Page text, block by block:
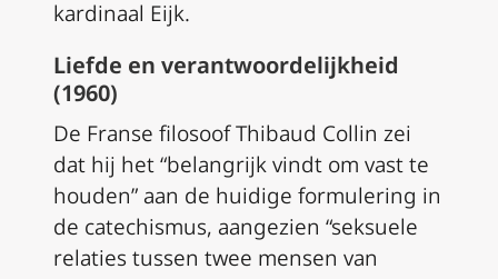
kardinaal Eijk.
Liefde en verantwoordelijkheid
(1960)
De Franse filosoof Thibaud Collin zei
dat hij het “belangrijk vindt om vast te
houden” aan de huidige formulering in
de catechismus, aangezien “seksuele
relaties tussen twee mensen van